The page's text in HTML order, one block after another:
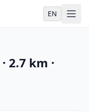
EN
· 2.7 km ·